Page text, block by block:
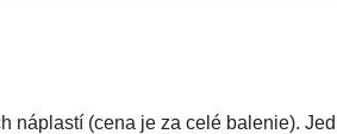
(cena je za celé balenie).